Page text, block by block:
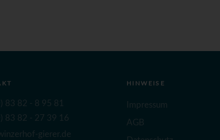
83 82 - 8 95 81
83 82 - 27 39 16
gierer.de
HINWEISE
Impressum
AGB